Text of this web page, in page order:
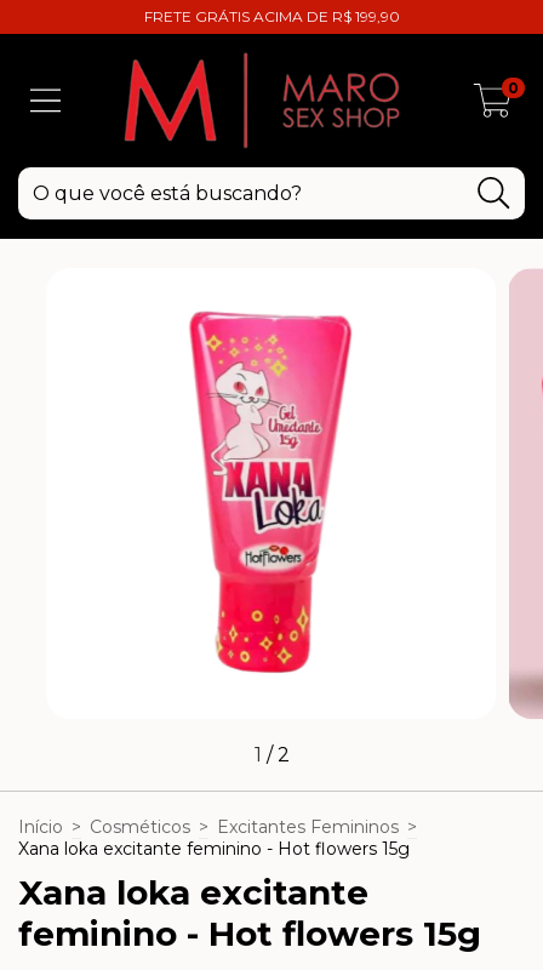
FRETE GRÁTIS ACIMA DE R$ 199,90
0
1 /2
Início > Cosméticos > Excitantes Femininos >
Xana loka excitante feminino - Hot flowers 15g
Xana loka excitante
feminino - Hot flowers 15g